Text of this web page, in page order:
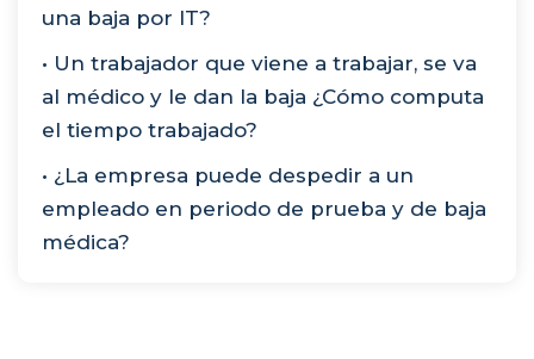
una baja por IT?
• Un trabajador que viene a trabajar, se va
al médico y le dan la baja ¿Cómo computa
el tiempo trabajado?
• ¿La empresa puede despedir a un
empleado en periodo de prueba y de baja
médica?